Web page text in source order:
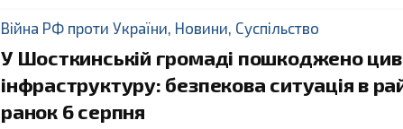
Війна РФ проти України Новини Суспільство
У Шосткинській громаді пошкоджено
інфраструктуру: безпекова ситуація в
ранок 6 серпня